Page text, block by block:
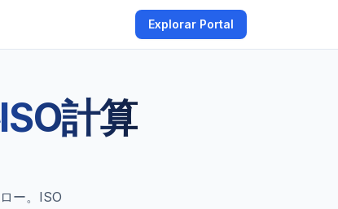
Explorar Portal
計算
ー。ISO